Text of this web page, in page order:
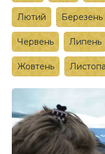
Лютий Березень
Червень Липень
Жовтень